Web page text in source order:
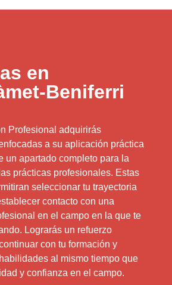
en
Beniferri
Profesional adquirirás
a su aplicación práctica
un apartado completo para la
prácticas profesionales. Estas
seleccionar tu trayectoria
contacto con una
en el campo en la que te
Lograrás un refuerzo
con tu formación y
al mismo tiempo que
y confianza en el campo.